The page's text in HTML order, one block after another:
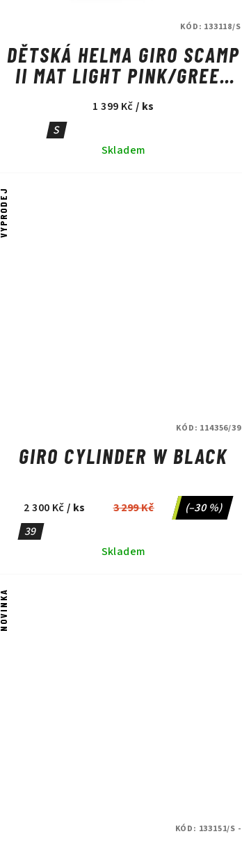
DĚTSKÁ HELMA GIRO SCAMP
II MAT LIGHT PINK/GREEN
FADE
1 399 Kč/ ks
S
Skladem
KÓD: 133118/S
VÝPRODEJ
GIRO CYLINDER W BLACK
2 300 Kč/ ks 3 299 Kč
(–30 %)
39
Skladem
KÓD: 114356/39
NOVINKA
KÓD: 133151/S -